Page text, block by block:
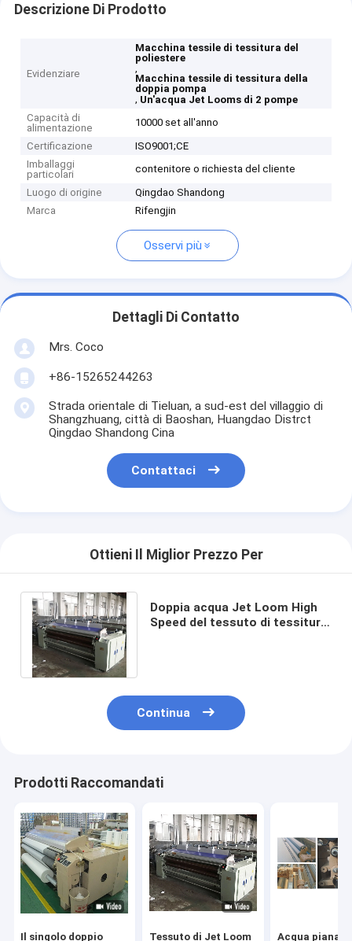
Descrizione Di Prodotto
Evidenziare
Macchina tessile di tessitura del
poliestere
,
Macchina tessile di tessitura della
doppia pompa
, Un'acqua Jet Looms di 2 pompe
Capacità di
alimentazione
10000 set all'anno
Certificazione
ISO9001;CE
Imballaggi
particolari
contenitore o richiesta del cliente
Luogo di origine
Qingdao Shandong
Marca
Rifengjin
Osservi più
Dettagli Di Contatto
Mrs. Coco
+86-15265244263
Strada orientale di Tieluan, a sud-est del villaggio di
Shangzhuang, città di Baoshan, Huangdao Distrct
Qingdao Shandong Cina
Contattaci
Ottieni Il Miglior Prezzo Per
Doppia acqua Jet Loom High
Speed del tessuto di tessitura
Continua
Prodotti Raccomandati
Il singolo doppio Tessuto di Jet Loom Acqua piana